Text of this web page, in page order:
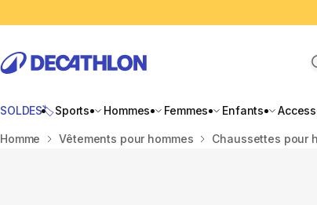
SOLDES🏷️Sports Hommes Femmes Enfants
Accueil
Homme Vêtements pour hommes Chaussettes pour